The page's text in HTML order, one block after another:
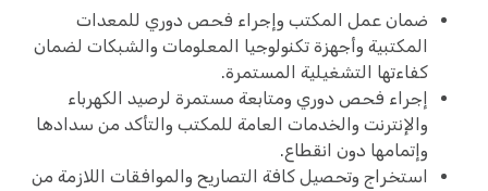
ضمان عمل المكتب وإجراء فحص دوري للمعدات
المكتبية وأجهزة تكنولوجيا المعلومات والشبكات لضمان
كفاءتها التشغيلية المستمرة.
إجراء فحص دوري ومتابعة مستمرة لرصيد الكهرباء
والإنترنت والخدمات العامة للمكتب والتأكد من سدادها
وإتمامها دون انقطاع.
استخراج وتحصيل كافة التصاريح والموافقات اللازمة من